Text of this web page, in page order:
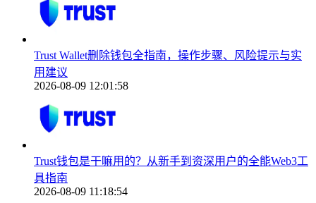
Trust Wallet删除钱包全指南，操作步骤、风险提示与实
用建议
2026-08-09 12:01:58
Trust钱包是干嘛用的？从新手到资深用户的全能Web3工
具指南
2026-08-09 11:18:54